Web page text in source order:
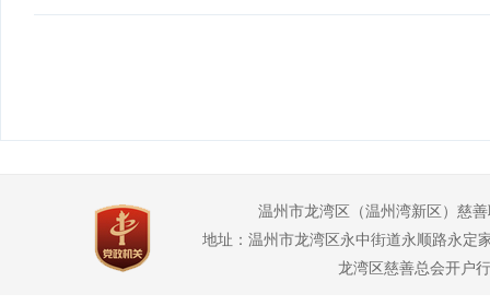
温州市龙湾区（温州湾新区）慈
地址：温州市龙湾区永中街道永顺路永
龙湾区慈善总会开户